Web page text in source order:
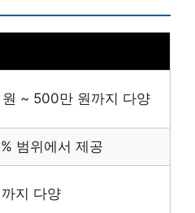
원 ~ 500만 원까지 다양
범위에서 제공
지 다양